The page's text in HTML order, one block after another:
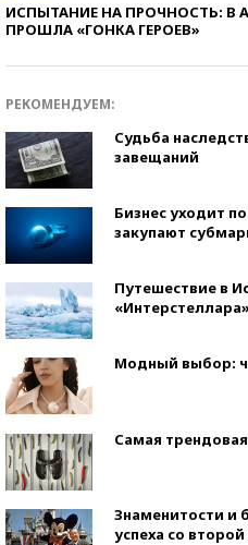
ИСПЫТАНИЕ НА ПРОЧНОСТЬ: В
ПРОШЛА «ГОНКА ГЕРОЕВ»
РЕКОМЕНДУЕМ:
Судьба
завещаний
Бизнес уходит
закупают
Путешествие в
«Интерстеллара»
Модный выбор:
Самая трендовая
Знаменитости и
успеха со